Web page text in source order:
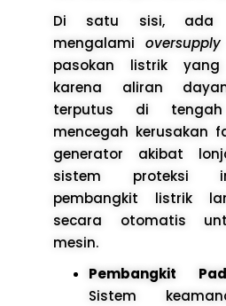
Di satu sisi, ada
mengalamioversupply
pasokan listrik
karena aliran
terputus di
mencegah kerusakan
generator akibat
sistem proteksi
pembangkit listrik
secara otomatis
mesin.
Pembangkit
Sistem